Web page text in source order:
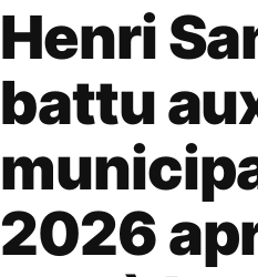
Henri
battu
2026